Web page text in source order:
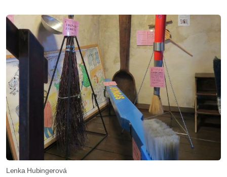
Lenka Hubingerová